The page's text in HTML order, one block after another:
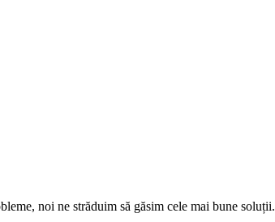
noi ne străduim să găsim cele mai bune soluții.